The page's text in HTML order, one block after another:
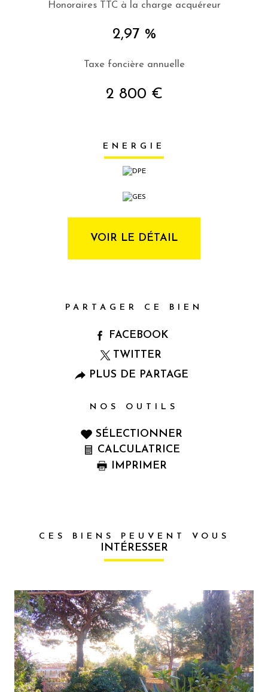
Honoraires TTC à la charge acquéreur
2,97 %
Taxe foncière annuelle
2 800 €
ENERGIE
VOIR LE DÉTAIL
PARTAGER CE BIEN
FACEBOOK
TWITTER
PLUS DE PARTAGE
NOS OUTILS
SÉLECTIONNER
CALCULATRICE
IMPRIMER
CES BIENS PEUVENT VOUS
INTÉRESSER
VOIR LE